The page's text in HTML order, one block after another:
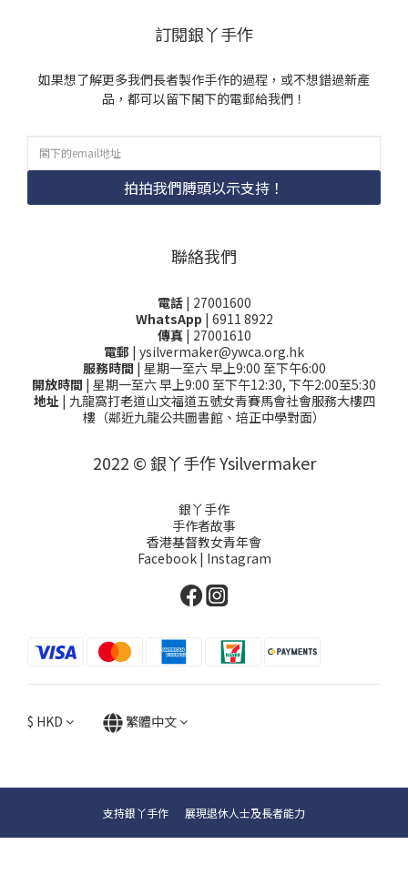
訂閱銀丫手作
如果想了解更多我們長者製作手作的過程，或不想錯過新產
品，都可以留下閣下的電郵給我們！
拍拍我們膊頭以示支持！
聯絡我們
電話 | 27001600
WhatsApp | 6911 8922
傳真| 27001610
電郵 | ysilvermaker@ywca.org.hk
服務時間 | 星期一至六 早上9:00 至下午6:00
開放時間 | 星期一至六 早上9:00 至下午12:30, 下午2:00至5:30
地址 | 九龍窩打老道山文福道五號女青賽馬會社會服務大樓四
樓（鄰近九龍公共圖書館、培正中學對面）
2022 © 銀丫手作 Ysilvermaker
銀丫手作
手作者故事
香港基督教女青年會
Facebook | Instagram
$ HKD 繁體中文
支持銀丫手作 展現退休人士及長者能力